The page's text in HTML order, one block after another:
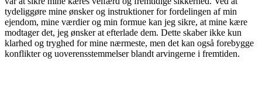
tydeliggøre mine ønsker og instruktioner for fordelingen af min
ejendom, mine værdier og min formue kan jeg sikre, at mine kære
modtager det, jeg ønsker at efterlade dem. Dette skaber ikke kun
klarhed og tryghed for mine nærmeste, men det kan også forebygge
konflikter og uoverensstemmelser blandt arvingerne i fremtiden.